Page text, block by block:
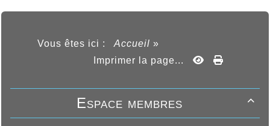
Vous êtes ici : Accueil »
Imprimer la page...

Espace membres